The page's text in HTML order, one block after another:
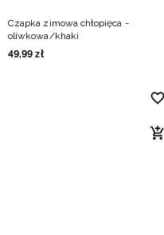
Czapka zimowa chłopięca -
oliwkowa/khaki
49,99 zł